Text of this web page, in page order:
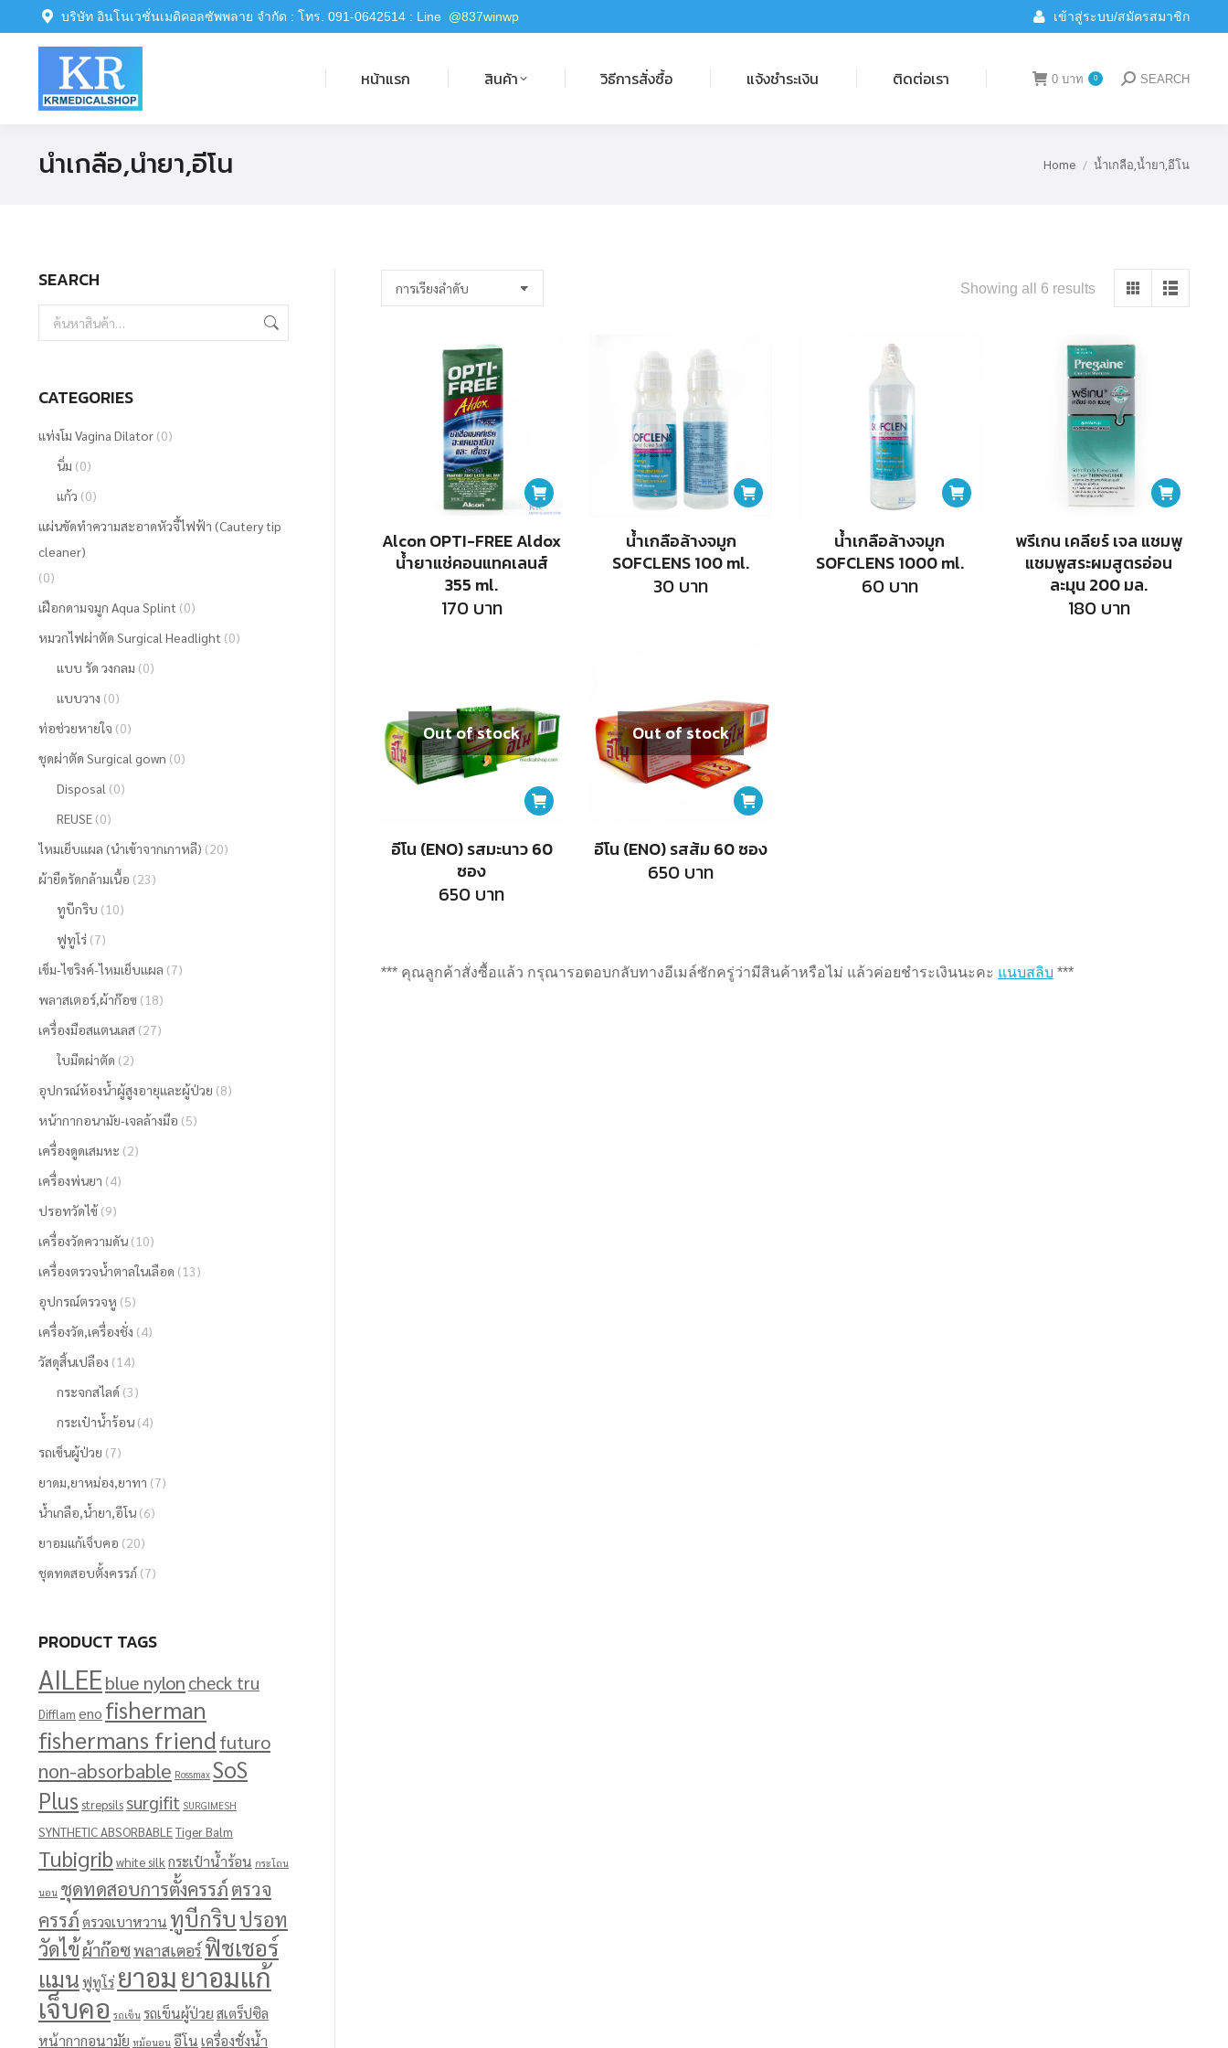
บริษัท อินโนเวชั่นเมดิคอลซัพพลาย จำกัด : โทร. 091-0642514 : Line @837winwp เข้าสู่ระบบ/สมัครสมาชิก
หน้าแรก สินค้า วิธีการสั่งซื้อ แจ้งชำระเงิน ติดต่อเรา 0 บาท 0 Search:
SEARCH
น้ำเกลือ,น้ำยา,อีโน You are here:
Home น้ำเกลือ,น้ำยา,อีโน
Showing all 6 results
Alcon OPTI-FREE Aldox
น้ำยาแช่คอนแทคเลนส์
355 ml.
170บาท
น้ำเกลือล้างจมูก
SOFCLENS 100 ml.
30 บาท
น้ำเกลือล้างจมูก
SOFCLENS 1000 ml.
60บาท
พรีเกน เคลียร์ เจล แชมพู
แชมพูสระผมสูตรอ่อน
ละมุน 200 มล.
180บาท
Out of stock
อีโน (ENO) รสมะนาว 60
ซอง
650 บาท
Out of stock
อีโน (ENO) รสส้ม 60 ซอง
650 บาท
*** คุณลูกค้าสั่งซื้อแล้ว กรุณารอตอบกลับทางอีเมล์ซักครู่ว่ามีสินค้าหรือไม่ แล้วค่อยชำระเงินนะคะ แนบสลิบ ***
SEARCH
CATEGORIES
แท่งโม Vagina Dilator (0)
นิ่ม (0)
แก้ว (0)
แผ่นขัดทำความสะอาดหัวจี้ไฟฟ้า (Cautery tip
cleaner)
(0)
เฝือกดามจมูก Aqua Splint (0)
หมวกไฟผ่าตัด Surgical Headlight (0)
แบบ รัด วงกลม (0)
แบบวาง (0)
ท่อช่วยหายใจ (0)
ชุดผ่าตัด Surgical gown (0)
Disposal (0)
REUSE (0)
ไหมเย็บแผล (นำเข้าจากเกาหลี) (20)
ผ้ายืดรัดกล้ามเนื้อ (23)
ทูบีกริบ (10)
ฟูทูโร่ (7)
เข็ม-ไซริงค์-ไหมเย็บแผล (7)
พลาสเตอร์,ผ้าก๊อซ (18)
เครื่องมือสแตนเลส (27)
ใบมีดผ่าตัด (2)
อุปกรณ์ห้องน้ำผู้สูงอายุและผู้ป่วย (8)
หน้ากากอนามัย-เจลล้างมือ (5)
เครื่องดูดเสมหะ (2)
เครื่องพ่นยา (4)
ปรอทวัดไข้ (9)
เครื่องวัดความดัน (10)
เครื่องตรวจน้ำตาลในเลือด (13)
อุปกรณ์ตรวจหู (5)
เครื่องวัด,เครื่องชั่ง (4)
วัสดุสิ้นเปลือง (14)
กระจกสไลด์ (3)
กระเป๋าน้ำร้อน (4)
รถเข็นผู้ป่วย (7)
ยาดม,ยาหม่อง,ยาทา (7)
น้ำเกลือ,น้ำยา,อีโน (6)
ยาอมแก้เจ็บคอ (20)
ชุดทดสอบตั้งครรภ์ (7)
PRODUCT TAGS
AILEEblue nylon check tru
Difflam eno fisherman
fishermans friend futuro
non-absorbable Rossmax SoS
Plus strepsils surgifit SURGIMESH
SYNTHETIC ABSORBABLETiger Balm
Tubigrib white silk กระเป๋าน้ำร้อน กระโถน
นอน ชุดทดสอบการตั้งครรภ์ตรวจ
ครรภ์ตรวจเบาหวาน ทูบีกริบ ปรอท
วัดไข้ผ้าก๊อซพลาสเตอร์ฟิชเชอร์
แมนฟูทูโร่ ยาอมยาอมแก้
เจ็บคอ รถเข็น รถเข็นผู้ป่วยสเตร็ปซิล
หน้ากากอนามัย หม้อนอน อีโนเครื่องชั่งน้ำ
หน้าแรก สินค้า วิธีการสั่งซื้อ แจ้งชำระเงิน ติดต่อเรา บาท Search: